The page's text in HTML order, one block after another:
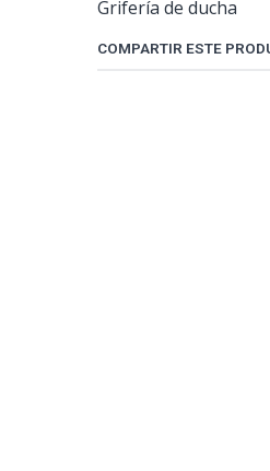
Grifería de ducha
COMPARTIR ESTE